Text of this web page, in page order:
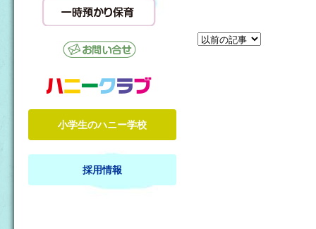
小学生のハニー学校
採用情報